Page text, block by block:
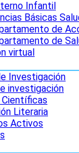
Infantil
Básicas
de
de
virtual
Investigación
investigación
Literaria
Activos